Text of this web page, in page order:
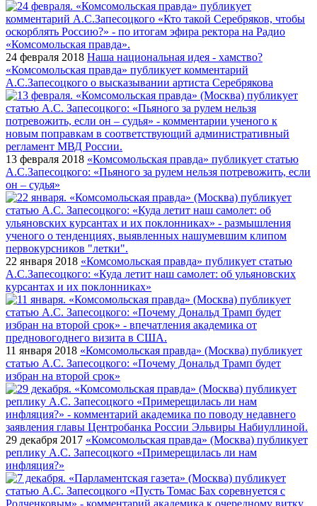
24 февраля 2018 Наша национальная идея - хамство?
«Комсомольская правда» публикует комментарий
А.С.Запесоцкого о высказывании артиста Серебрякова
13 февраля 2018 «Комсомольская правда» публикует статью
А.С.Запесоцкого: «Пьяного за рулем нельзя потревожить, если
он – судья»
22 января 2018 «Комсомольская правда» публикует статью
А.С.Запесоцкого: «Куда летит наш самолет: об ульяновских
курсантах и их поклонниках»
11 января 2018 «Комсомольская правда» (Москва) публикует
статью А.С. Запесоцкого: «Почему Дональд Трамп будет
избран на второй срок»
29 декабря 2017 «Комсомольская правда» (Москва) публикует
реплику А.С. Запесоцкого «Примерещилась ли нам
инфляция?»